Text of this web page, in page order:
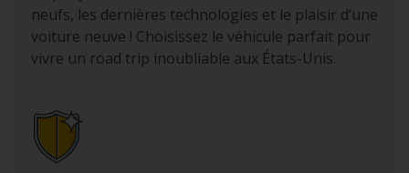
neufs, les dernières technologies et le plaisir d’une
voiture neuve ! Choisissez le véhicule parfait pour
vivre un road trip inoubliable aux États-Unis.